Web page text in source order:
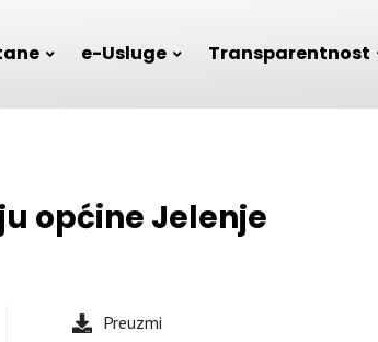
e-Usluge Transparentnost
općine Jelenje
Preuzmi